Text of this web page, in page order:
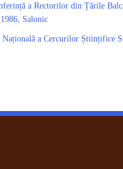
a Rectorilor din Țările
Salonic
Națională a Cercurilor Științifice